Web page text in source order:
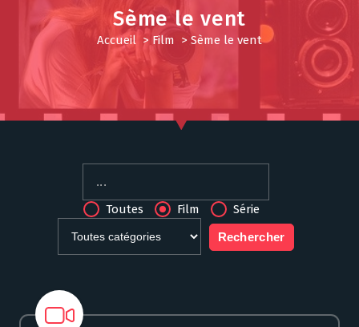
Sème le vent
Accueil > Film > Sème le vent
Toutes Film Série